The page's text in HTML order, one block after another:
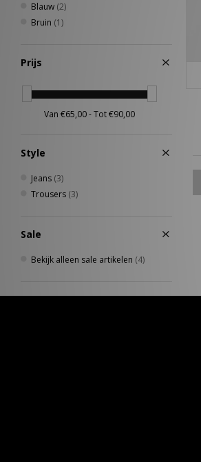
Blauw (2)
Bruin (1)
Prijs
Style
Jeans (3)
Trousers (3)
Sale
Bekijk alleen sale artikelen (4)